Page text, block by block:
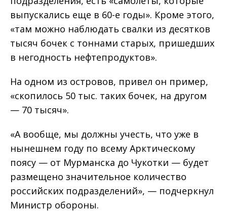
выпускались еще в 60-е годы». Кроме этого,
«там можно наблюдать свалки из десятков
тысяч бочек с тоннами старых, пришедших
в негодность нефтепродуктов».
На одном из островов, привел он пример,
«скопилось 50 тыс. таких бочек, на другом
— 70 тысяч».
«А вообще, мы должны учесть, что уже в
нынешнем году по всему Арктическому
поясу — от Мурманска до Чукотки — будет
размещено значительное количество
российских подразделений», — подчеркнул
Министр обороны.